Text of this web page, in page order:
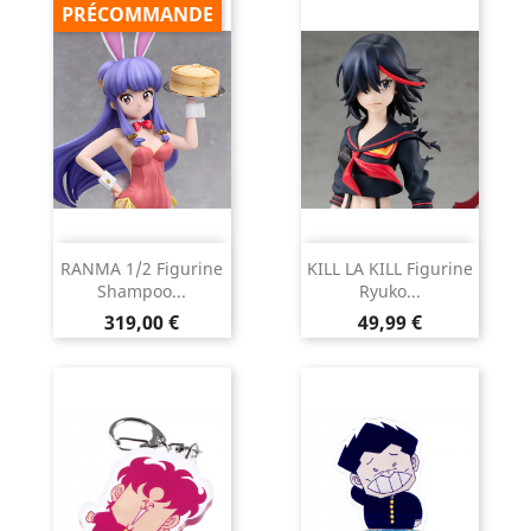
RANMA 1/2 Figurine
Shampoo...
Prix
319,00 €
PRÉCOMMANDE
KILL LA KILL Figurine
Ryuko...
Prix
49,99 €